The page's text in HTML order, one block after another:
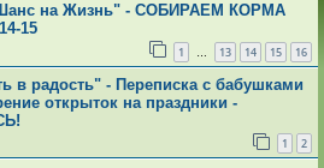
на Жизнь" - СОБИРАЕМ КОРМА
15
1 … 13 14 15 16
в радость" - Переписка с бабушками
открыток на праздники -
1 2